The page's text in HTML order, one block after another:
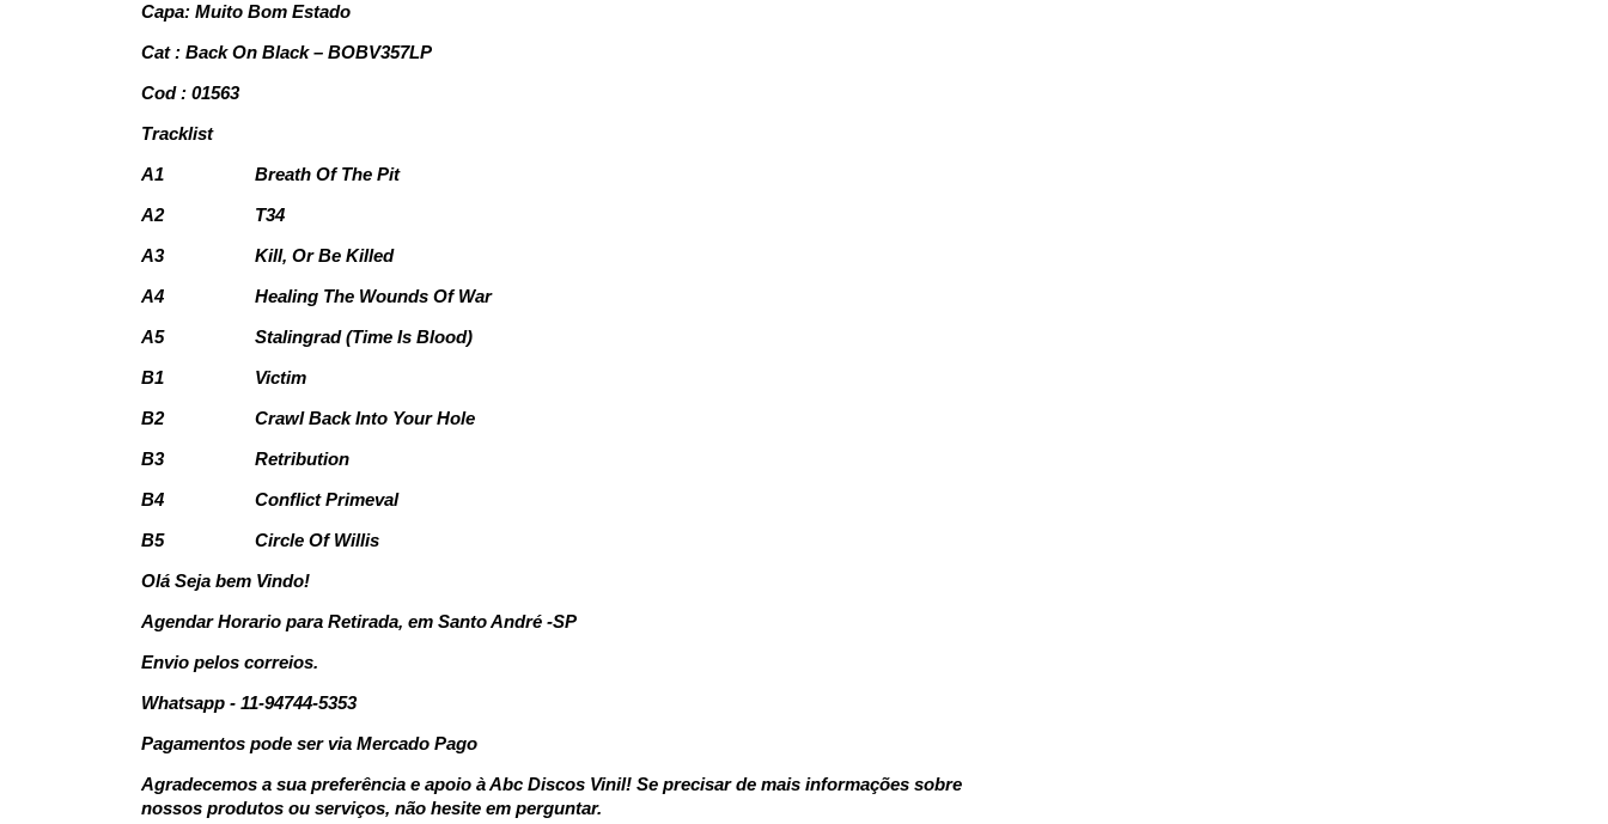
Capa: Muito Bom Estado
Cat : Back On Black – BOBV357LP
Cod : 01563
Tracklist
A1
Breath Of The Pit
A2
T34
A3
Kill, Or Be Killed
A4
Healing The Wounds Of War
A5
Stalingrad (Time Is Blood)
B1
Victim
B2
Crawl Back Into Your Hole
B3
Retribution
B4
Conflict Primeval
B5
Circle Of Willis
Olá Seja bem Vindo!
Agendar Horario para Retirada, em Santo André -SP
Envio pelos correios.
Whatsapp - 11-94744-5353
Pagamentos pode ser via Mercado Pago
Agradecemos a sua preferência e apoio à Abc Discos Vinil! Se precisar de mais informações sobre
nossos produtos ou serviços, não hesite em perguntar.